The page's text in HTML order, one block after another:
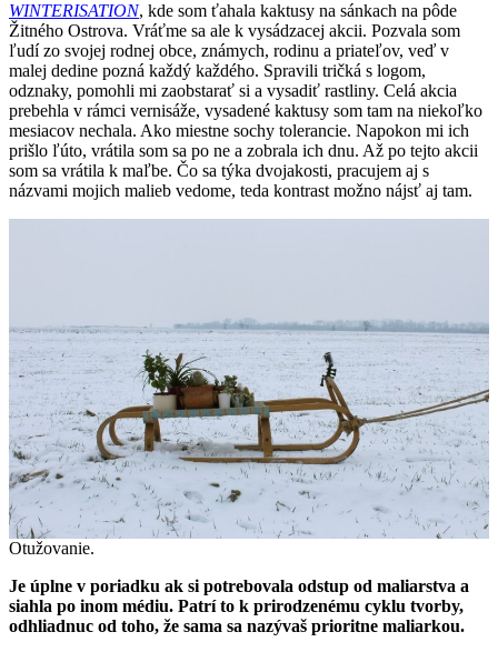
WINTERISATION, kde som ťahala kaktusy na sánkach na pôde
Žitného Ostrova. Vráťme sa ale k vysádzacej akcii. Pozvala som
ľudí zo svojej rodnej obce, známych, rodinu a priateľov, veď v
malej dedine pozná každý každého. Spravili tričká s logom,
odznaky, pomohli mi zaobstarať si a vysadiť rastliny. Celá akcia
prebehla v rámci vernisáže, vysadené kaktusy som tam na niekoľko
mesiacov nechala. Ako miestne sochy tolerancie. Napokon mi ich
prišlo ľúto, vrátila som sa po ne a zobrala ich dnu. Až po tejto akcii
som sa vrátila k maľbe. Čo sa týka dvojakosti, pracujem aj s
názvami mojich malieb vedome, teda kontrast možno nájsť aj tam.
Otužovanie.
Je úplne v poriadku ak si potrebovala odstup od maliarstva a
siahla po inom médiu. Patrí to k prirodzenému cyklu tvorby,
odhliadnuc od toho, že sama sa nazývaš prioritne maliarkou.